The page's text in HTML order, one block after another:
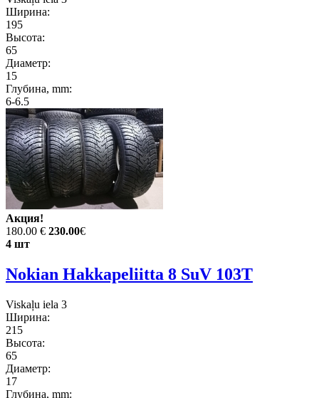
Ширина:
195
Высота:
65
Диаметр:
15
Глубина, mm:
6-6.5
Акция!
180.00 € 230.00€
4 шт
Nokian Hakkapeliitta 8 SuV 103T
Viskaļu iela 3
Ширина:
215
Высота:
65
Диаметр:
17
Глубина, mm: